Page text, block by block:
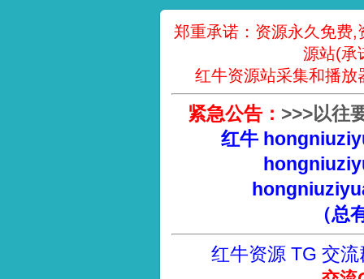
郑重承诺：资源永久免费
源站(承
红牛资源站采集和播放
紧急公告： >>>以往
红牛
（总
红牛资源 TG 交流